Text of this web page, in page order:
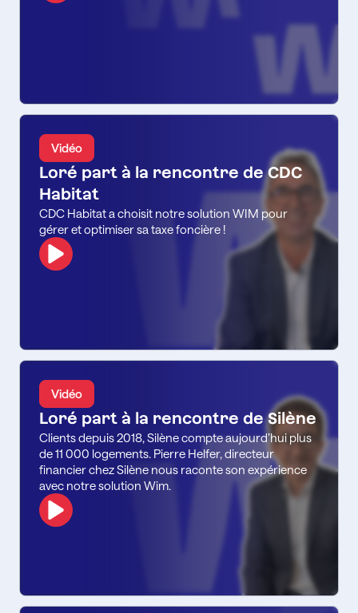
Vidéo
Loré part à la rencontre de CDC
Habitat
CDC Habitat a choisit notre solution WIM pour
gérer et optimiser sa taxe foncière !
Vidéo
Loré part à la rencontre de Silène
Clients depuis 2018, Silène compte aujourd’hui plus
de 11 000 logements. Pierre Helfer, directeur
financier chez Silène nous raconte son expérience
avec notre solution Wim.